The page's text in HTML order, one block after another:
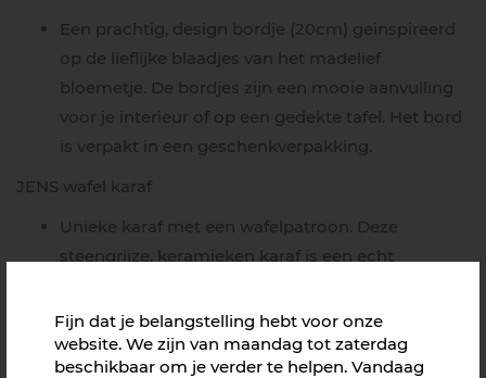
Een prachtig, design bordje (20cm) geinspireerd
op de lieflijke blaadjes van het madelief
bloemetje. De bordjes zijn een mooie aanvulling
voor je interieur of op een gedekte tafel. Het bord
is verpakt in een geschenkverpakking.
JENS wafel karaf
Unieke karaf met een wafelpatroon. Deze
steengrijze, keramieken karaf is een echt
Watertwist thee
De combinatie van rozenblaadjes en bergthee
Fijn dat je belangstelling hebt voor onze
website. We zijn van maandag tot zaterdag
beschikbaar om je verder te helpen. Vandaag